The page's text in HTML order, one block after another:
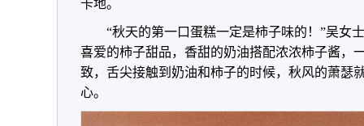
卡地。
“秋天的第一口蛋糕一定是柿子味的！”吴女
喜爱的柿子甜品，香甜的奶油搭配浓浓柿子酱，
致，舌尖接触到奶油和柿子的时候，秋风的萧瑟
心。